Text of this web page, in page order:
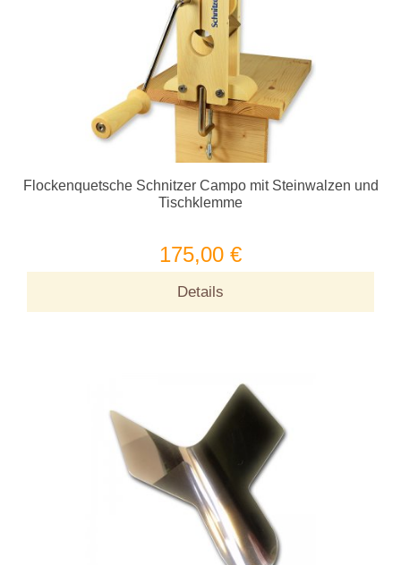
Flockenquetsche Schnitzer Campo mit Steinwalzen und
Tischklemme
175,00 €
Details